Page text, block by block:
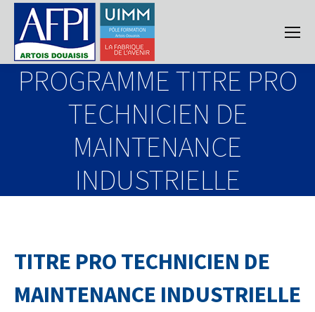
PROGRAMME TITRE PRO
TECHNICIEN DE
MAINTENANCE
INDUSTRIELLE
TITRE PRO TECHNICIEN DE
MAINTENANCE INDUSTRIELLE